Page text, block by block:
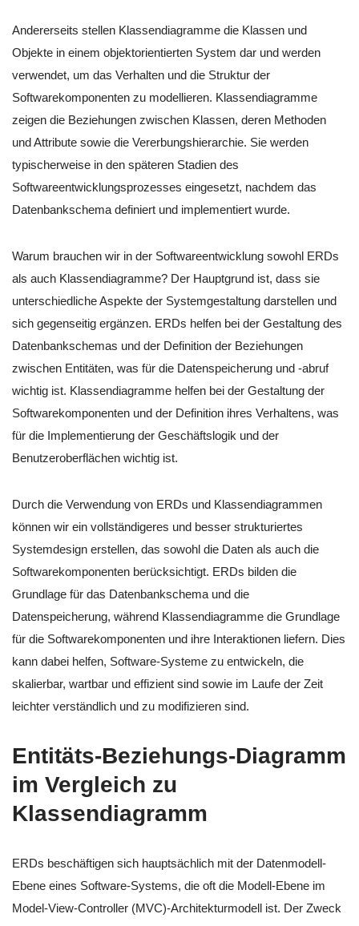
Andererseits stellen Klassendiagramme die Klassen und
Objekte in einem objektorientierten System dar und werden
verwendet, um das Verhalten und die Struktur der
Softwarekomponenten zu modellieren. Klassendiagramme
zeigen die Beziehungen zwischen Klassen, deren Methoden
und Attribute sowie die Vererbungshierarchie. Sie werden
typischerweise in den späteren Stadien des
Softwareentwicklungsprozesses eingesetzt, nachdem das
Datenbankschema definiert und implementiert wurde.
Warum brauchen wir in der Softwareentwicklung sowohl ERDs
als auch Klassendiagramme? Der Hauptgrund ist, dass sie
unterschiedliche Aspekte der Systemgestaltung darstellen und
sich gegenseitig ergänzen. ERDs helfen bei der Gestaltung des
Datenbankschemas und der Definition der Beziehungen
zwischen Entitäten, was für die Datenspeicherung und -abruf
wichtig ist. Klassendiagramme helfen bei der Gestaltung der
Softwarekomponenten und der Definition ihres Verhaltens, was
für die Implementierung der Geschäftslogik und der
Benutzeroberflächen wichtig ist.
Durch die Verwendung von ERDs und Klassendiagrammen
können wir ein vollständigeres und besser strukturiertes
Systemdesign erstellen, das sowohl die Daten als auch die
Softwarekomponenten berücksichtigt. ERDs bilden die
Grundlage für das Datenbankschema und die
Datenspeicherung, während Klassendiagramme die Grundlage
für die Softwarekomponenten und ihre Interaktionen liefern. Dies
kann dabei helfen, Software-Systeme zu entwickeln, die
skalierbar, wartbar und effizient sind sowie im Laufe der Zeit
leichter verständlich und zu modifizieren sind.
Entitäts-Beziehungs-Diagramm
im Vergleich zu
Klassendiagramm
ERDs beschäftigen sich hauptsächlich mit der Datenmodell-
Ebene eines Software-Systems, die oft die Modell-Ebene im
Model-View-Controller (MVC)-Architekturmodell ist. Der Zweck